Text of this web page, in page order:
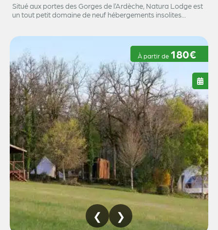
Situé aux portes des Gorges de l’Ardèche, Natura Lodge est
un tout petit domaine de neuf hébergements insolites...
À partir de 180€